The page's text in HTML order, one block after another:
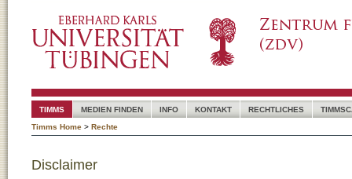
TIMMS MEDIEN FINDEN INFO KONTAKT RECHTLICHES
Timms Home > Rechte
Disclaimer